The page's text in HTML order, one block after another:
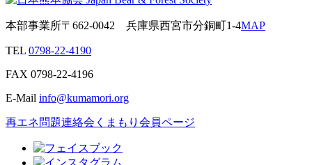
本部事業所〒662-0042 兵庫県西宮市分銅町1-4MAP
TEL 0798-22-4190
FAX 0798-22-4196
E-Mail info@kumamori.org
再エネ問題連絡会 くまもり会員ページ